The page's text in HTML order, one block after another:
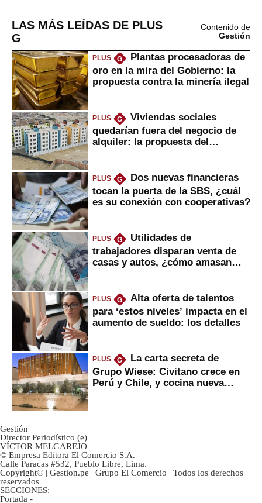
LAS MÁS LEÍDAS DE PLUS
G
Contenido de
Gestión
PLUS G
Plantas procesadoras de
oro en la mira del Gobierno: la
propuesta contra la minería ilegal
PLUS G
Viviendas sociales
quedarían fuera del negocio de
alquiler: la propuesta del
PLUS G
Dos nuevas financieras
tocan la puerta de la SBS, ¿cuál
es su conexión con cooperativas?
PLUS G
Utilidades de
trabajadores disparan venta de
casas y autos, ¿cómo amasan
PLUS G
Alta oferta de talentos
para ‘estos niveles’ impacta en el
aumento de sueldo: los detalles
PLUS G
La carta secreta de
Grupo Wiese: Civitano crece en
Perú y Chile, y cocina nueva
Gestión
Director Periodístico (e)
VÍCTOR MELGAREJO
© Empresa Editora El Comercio S.A.
Calle Paracas #532, Pueblo Libre, Lima.
Copyright© | Gestion.pe | Grupo El Comercio | Todos los derechos
reservados
SECCIONES:
Portada -